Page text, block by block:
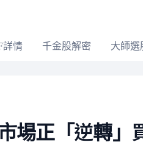
詳情 千金股解密 大師選
場正「逆轉」